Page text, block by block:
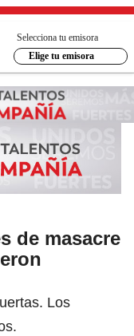
Selecciona tu emisora
Elige tu emisora
de masacre
Los